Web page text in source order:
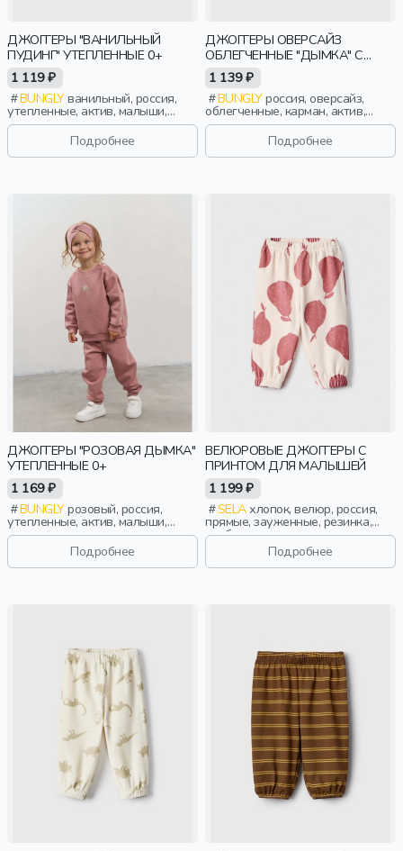
ДЖОГГЕРЫ "ВАНИЛЬНЫЙ
ПУДИНГ" УТЕПЛЕННЫЕ 0+
1 119 ₽
BUNGLYванильный, россия,
утепленные, актив, малыши,
дети
Подробнее
ДЖОГГЕРЫ ОВЕРСАЙЗ
ОБЛЕГЧЕННЫЕ "ДЫМКА" С
КАРМАНАМИ
1 139 ₽
BUNGLYроссия, оверсайз,
облегченные, карман, актив,
мальчики, малыши, дошкольники,
Подробнее
ДЖОГГЕРЫ "РОЗОВАЯ ДЫМКА"
УТЕПЛЕННЫЕ 0+
1 169 ₽
BUNGLYрозовый, россия,
утепленные, актив, малыши,
дети
Подробнее
ВЕЛЮРОВЫЕ ДЖОГГЕРЫ С
ПРИНТОМ ДЛЯ МАЛЫШЕЙ
1 199 ₽
SELAхлопок, велюр, россия,
прямые, зауженные, резинка,
свободные, принт, кулиска, пояс,
эластичные, малыши, дети
Подробнее